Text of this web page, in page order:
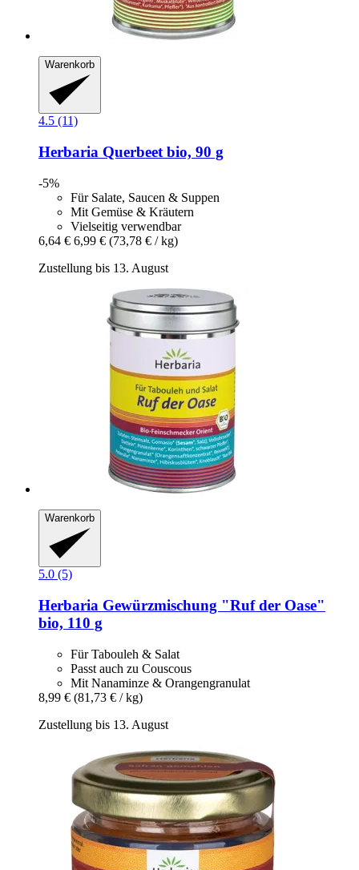
Warenkorb
4.5 (11)
Herbaria Querbeet bio, 90 g
-5%
Für Salate, Saucen & Suppen
Mit Gemüse & Kräutern
Vielseitig verwendbar
6,64 € 6,99 € (73,78 € / kg)
Zustellung bis 13. August
Warenkorb
5.0 (5)
Herbaria Gewürzmischung "Ruf der Oase"
bio, 110 g
Für Tabouleh & Salat
Passt auch zu Couscous
Mit Nanaminze & Orangengranulat
8,99 € (81,73 € / kg)
Zustellung bis 13. August